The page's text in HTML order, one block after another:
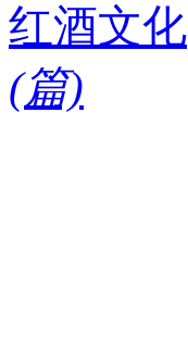
红酒文化
(篇)